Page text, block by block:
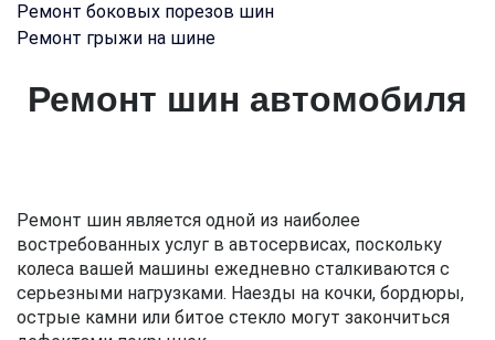
Ремонт боковых порезов шин
Ремонт грыжи на шине
Ремонт шин автомобиля
Ремонт шин является одной из наиболее
востребованных услуг в автосервисах, поскольку
колеса вашей машины ежедневно сталкиваются с
серьезными нагрузками. Наезды на кочки, бордюры,
острые камни или битое стекло могут закончиться